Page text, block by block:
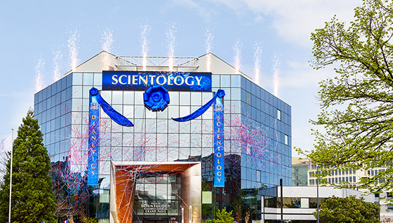
Scientology
Flag Land Base
Freewinds
Scientology beschikbaar maken voor de
hele wereld
David Miscavige – Kerkelijk Leider van
Criminon
Narconon
De Feiten over Drugs
United for Human Rights
Citizens Commission on Human Rights
Scientology Volunteer Ministers
De organisatie van Scientology
Introductielezingen
Introductiefilms
Diensten voor beginners